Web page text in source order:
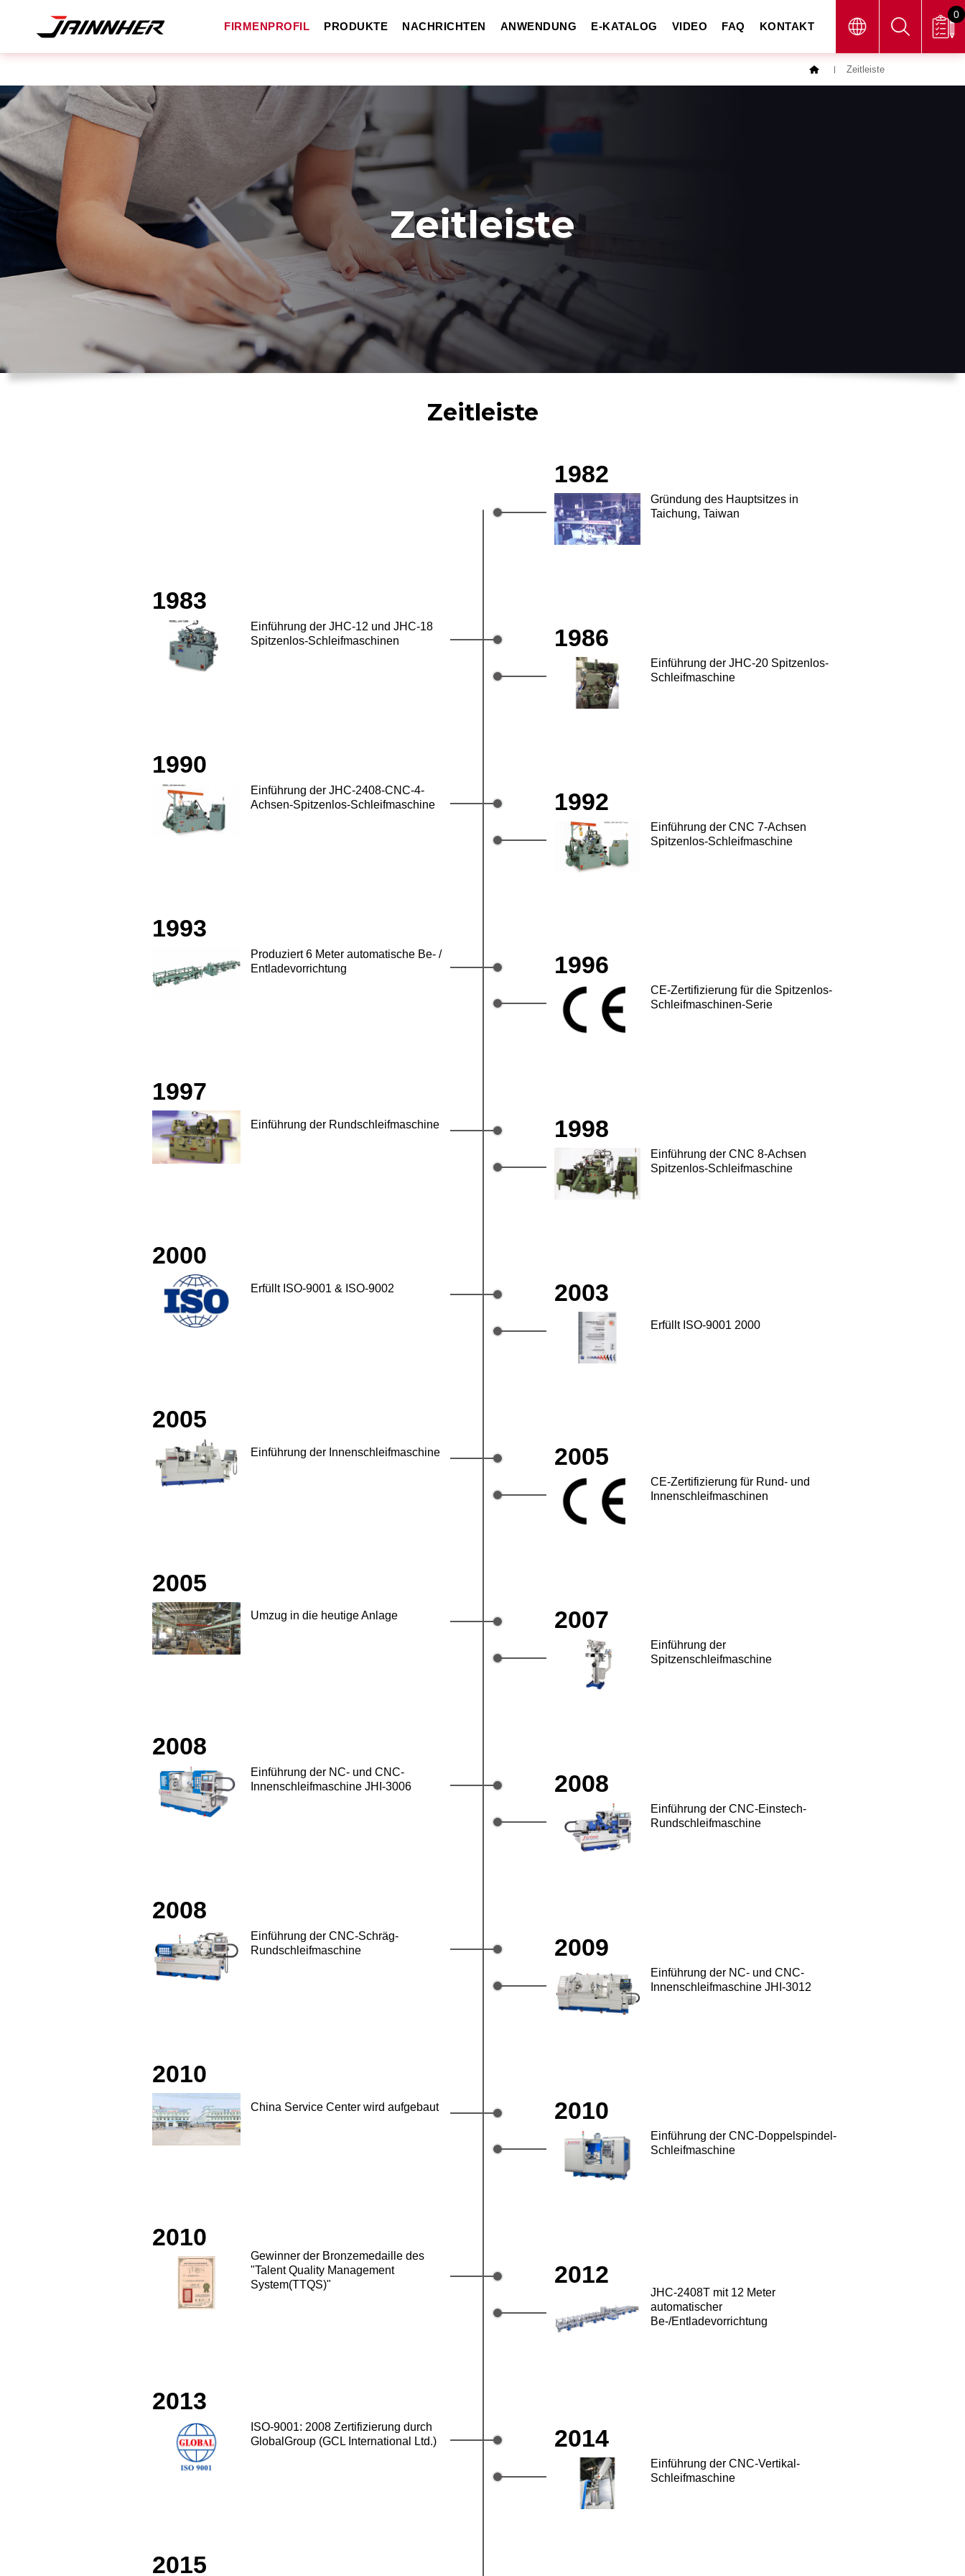
FIRMENPROFIL PRODUKTE NACHRICHTEN ANWENDUNG E-KATALOG VIDEO FAQ KONTAKT
0
Zeitleiste
Zeitleiste
Zeitleiste
1982
Gründung des Hauptsitzes in
Taichung, Taiwan
1983
Einführung der JHC-12 und JHC-18
Spitzenlos-Schleifmaschinen
1986
Einführung der JHC-20 Spitzenlos-
Schleifmaschine
1990
Einführung der JHC-2408-CNC-4-
Achsen-Spitzenlos-Schleifmaschine
1992
Einführung der CNC 7-Achsen
Spitzenlos-Schleifmaschine
1993
Produziert 6 Meter automatische Be- /
Entladevorrichtung
1996
CE-Zertifizierung für die Spitzenlos-
Schleifmaschinen-Serie
1997
Einführung der Rundschleifmaschine 1998
Einführung der CNC 8-Achsen
Spitzenlos-Schleifmaschine
2000
Erfüllt ISO-9001 & ISO-9002 2003
Erfüllt ISO-9001 2000
2005
Einführung der Innenschleifmaschine 2005
CE-Zertifizierung für Rund- und
Innenschleifmaschinen
2005
Umzug in die heutige Anlage 2007
Einführung der
Spitzenschleifmaschine
2008
Einführung der NC- und CNC-
Innenschleifmaschine JHI-3006
2008
Einführung der CNC-Einstech-
Rundschleifmaschine
2008
Einführung der CNC-Schräg-
Rundschleifmaschine
2009
Einführung der NC- und CNC-
Innenschleifmaschine JHI-3012
2010
China Service Center wird aufgebaut 2010
Einführung der CNC-Doppelspindel-
Schleifmaschine
2010
Gewinner der Bronzemedaille des
"Talent Quality Management
System(TTQS)"
2012
JHC-2408T mit 12 Meter
automatischer
Be-/Entladevorrichtung
2013
ISO-9001: 2008 Zertifizierung durch
GlobalGroup (GCL International Ltd.)
2014
Einführung der CNC-Vertikal-
Schleifmaschine
2015